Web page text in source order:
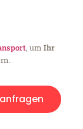
, um Ihr
anfragen